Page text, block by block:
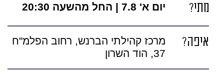
מתי? יום א' 7.8 | החל מהשעה 20:30
איפה?
מרכז קהילתי הברנש, רחוב הפלמ"ח
37, הוד השרון